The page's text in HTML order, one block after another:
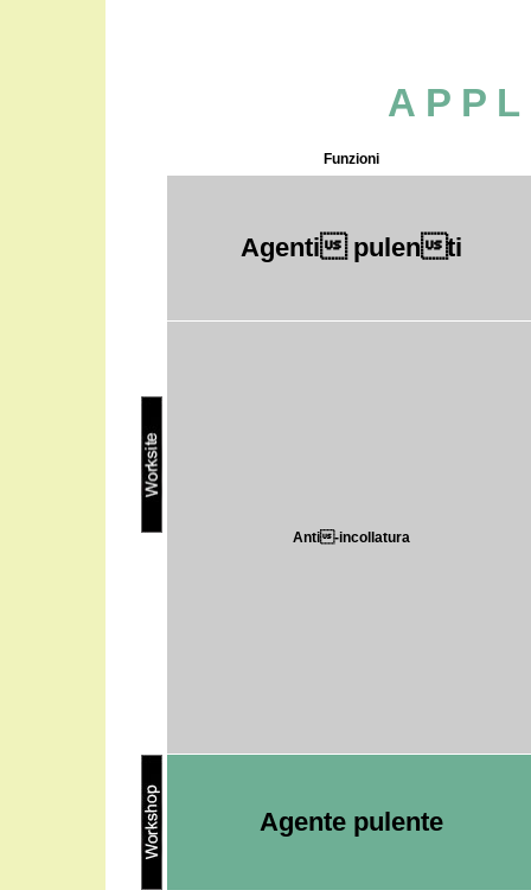
A P P L
Funzioni
Agenti pulenti
Anti-incollatura
Agente pulente